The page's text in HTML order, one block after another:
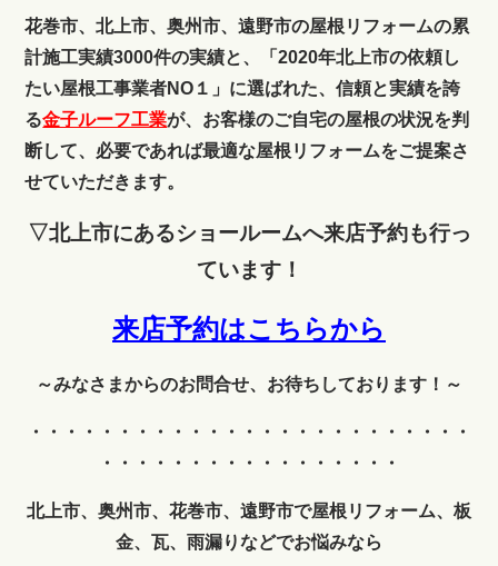
花巻市、北上市、奥州市、遠野市の屋根リフォームの累
計施工実績3000件の実績と、「2020年北上市の依頼し
たい屋根工事業者NO１」に選ばれた、信頼と実績を誇
る金子ルーフ工業が、お客様のご自宅の屋根の状況を判
断して、必要であれば最適な屋根リフォームをご提案さ
せていただきます。
▽北上市にあるショールームへ来店予約も行っ
ています！
来店予約はこちらから
～みなさまからのお問合せ、お待ちしております！～
・・・・・・・・・・・・
・・・・・・・・・・・・・
・・・・・・・・・・・・・・・・・
北上市、奥州市、花巻市、遠野市で屋根リフォーム、板
金、瓦、雨漏りなどでお悩みなら